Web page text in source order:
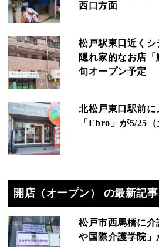
西口方面
松戸駅東口近く
隠れ家的なお店
旬オープン予定
北松戸東口駅前に
「Ebro」が5/25
開店（オープン） の最新記事
松戸市西馬橋に
や国際介護学院